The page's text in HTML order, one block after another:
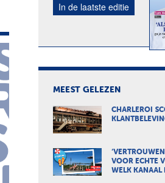
In de laatste editie
MEEST GELEZEN
CHARLEROI
VOOR ECHTE
WELK KANAAL